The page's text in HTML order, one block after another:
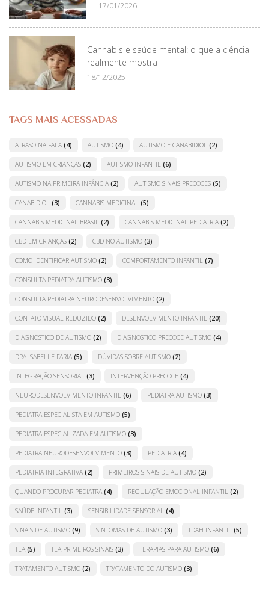
17/01/2026
Cannabis e saúde mental: o que a ciência
realmente mostra
18/12/2025
TAGS MAIS ACESSADAS
ATRASO NA FALA (4) AUTISMO (4) AUTISMO E CANABIDIOL (2)
AUTISMO EM CRIANÇAS (2) AUTISMO INFANTIL (6)
AUTISMO NA PRIMEIRA INFÂNCIA (2) AUTISMO SINAIS PRECOCES (5)
CANABIDIOL (3) CANNABIS MEDICINAL (5)
CANNABIS MEDICINAL BRASIL (2) CANNABIS MEDICINAL PEDIATRIA (2)
CBD EM CRIANÇAS (2) CBD NO AUTISMO (3)
COMO IDENTIFICAR AUTISMO (2) COMPORTAMENTO INFANTIL (7)
CONSULTA PEDIATRA AUTISMO (3)
CONSULTA PEDIATRA NEURODESENVOLVIMENTO (2)
CONTATO VISUAL REDUZIDO (2) DESENVOLVIMENTO INFANTIL (20)
DIAGNÓSTICO DE AUTISMO (2) DIAGNÓSTICO PRECOCE AUTISMO (4)
DRA ISABELLE FARIA (5) DÚVIDAS SOBRE AUTISMO (2)
INTEGRAÇÃO SENSORIAL (3) INTERVENÇÃO PRECOCE (4)
NEURODESENVOLVIMENTO INFANTIL (6) PEDIATRA AUTISMO (3)
PEDIATRA ESPECIALISTA EM AUTISMO (5)
PEDIATRA ESPECIALIZADA EM AUTISMO (3)
PEDIATRA NEURODESENVOLVIMENTO (3) PEDIATRIA (4)
PEDIATRIA INTEGRATIVA (2) PRIMEIROS SINAIS DE AUTISMO (2)
QUANDO PROCURAR PEDIATRA (4) REGULAÇÃO EMOCIONAL INFANTIL (2)
SAÚDE INFANTIL (3) SENSIBILIDADE SENSORIAL (4)
SINAIS DE AUTISMO (9) SINTOMAS DE AUTISMO (3) TDAH INFANTIL (5)
TEA (5) TEA PRIMEIROS SINAIS (3) TERAPIAS PARA AUTISMO (6)
TRATAMENTO AUTISMO (2) TRATAMENTO DO AUTISMO (3)